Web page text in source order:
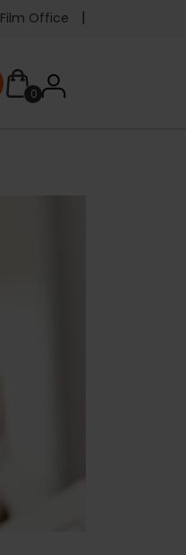
Film Office
0User
User menu